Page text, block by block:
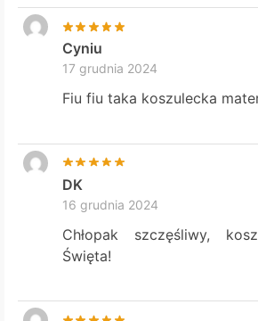
Cyniu
17 grudnia 2024
Fiu fiu taka koszulecka
DK
16 grudnia 2024
Chłopak szczęśliwy,
Święta!